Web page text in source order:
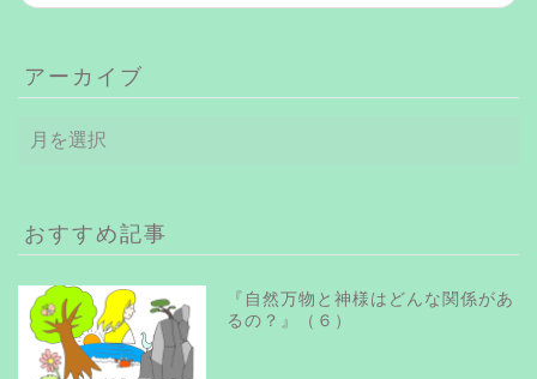
アーカイブ
ー
ブ
おすすめ記事
『自然万物と神様はどんな関係があ
るの？』（６）